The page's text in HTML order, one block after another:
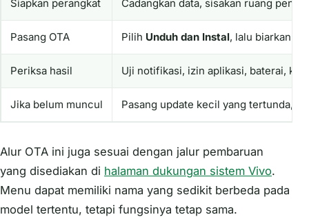
Siapkan perangkat Cadangkan data, sisakan ruang
Pasang OTA Pilih Unduh dan Instal, lalu biarkan
Periksa hasil Uji notifikasi, izin aplikasi, baterai,
Jika belum muncul Pasang update kecil yang tertunda,
Alur OTA ini juga sesuai dengan jalur pembaruan
yang disediakan di halaman dukungan sistem Vivo.
Menu dapat memiliki nama yang sedikit berbeda pada
model tertentu, tetapi fungsinya tetap sama.